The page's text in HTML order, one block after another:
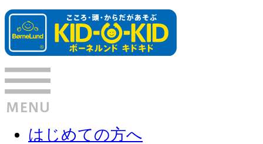
はじめての方へ